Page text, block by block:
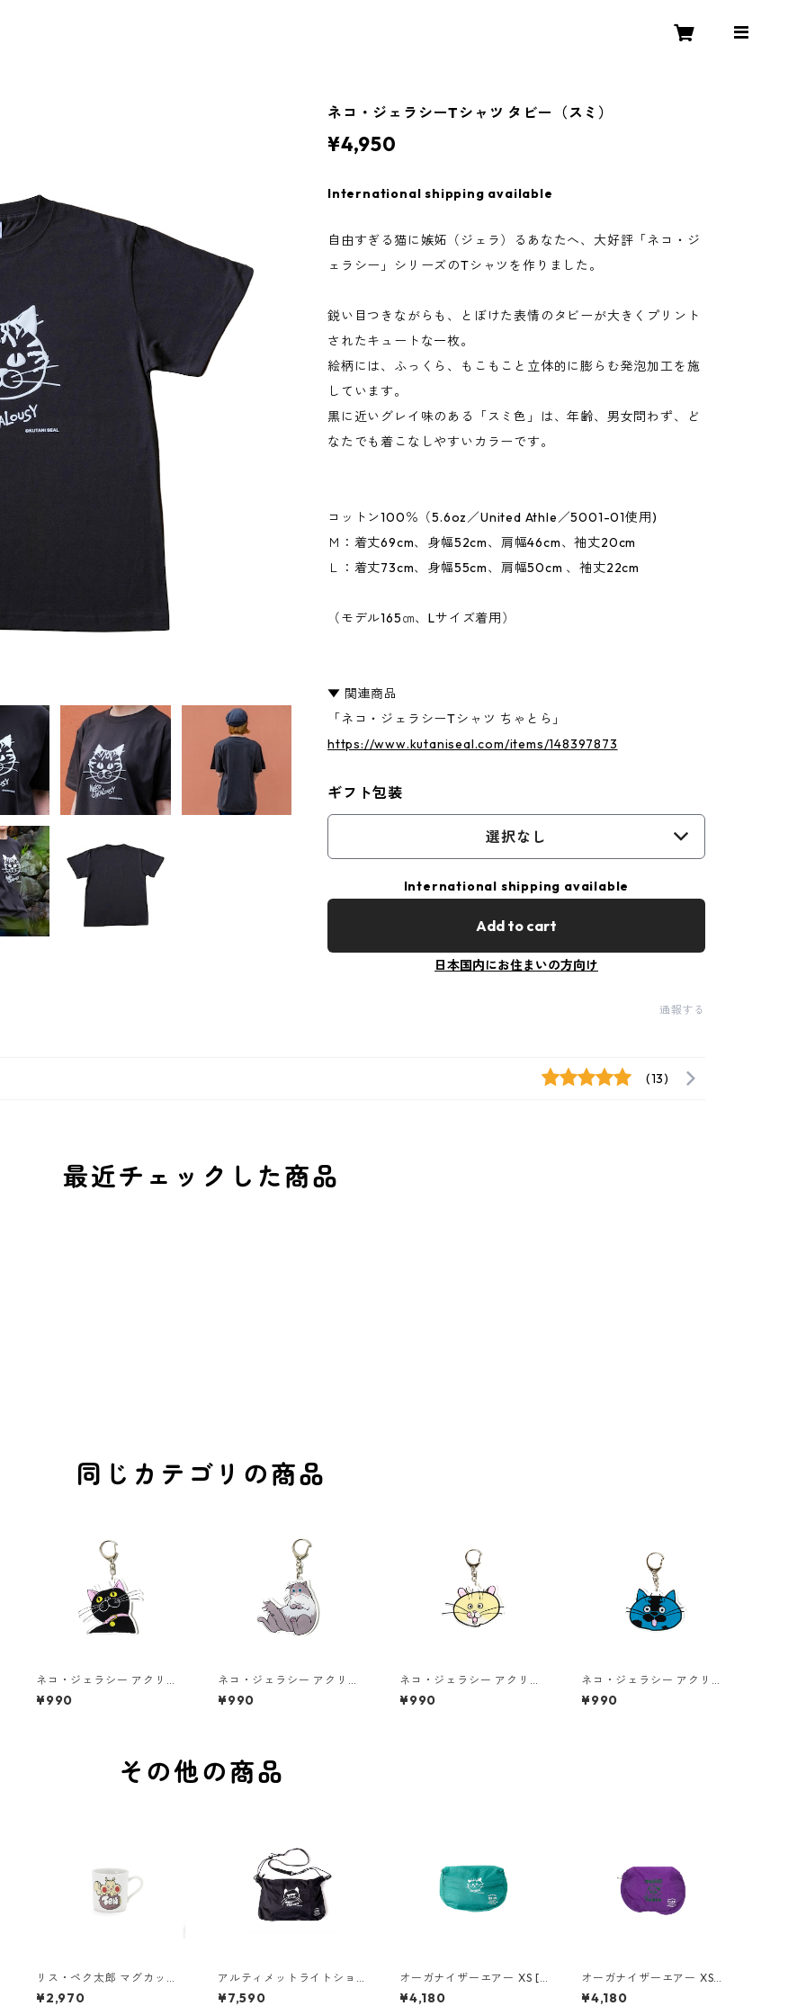
ネコ・ジェラシーTシャツ タビー（スミ）
¥4,950
International shipping available
自由すぎる猫に嫉妬（ジェラ）るあなたへ、大好評「ネコ・ジ
ェラシー」シリーズのTシャツを作りました。
鋭い目つきながらも、とぼけた表情のタビーが大きくプリント
されたキュートな一枚。
絵柄には、ふっくら、もこもこと立体的に膨らむ発泡加工を施
しています。
黒に近いグレイ味のある「スミ色」は、年齢、男女問わず、ど
なたでも着こなしやすいカラーです。
コットン100％（5.6oz／United Athle／5001-01使用)
Ｍ：着丈69cm、身幅52cm、肩幅46cm、袖丈20cm
Ｌ：着丈73cm、身幅55cm、肩幅50cm 、袖丈22cm
（モデル165㎝、Lサイズ着用）
▼ 関連商品
「ネコ・ジェラシーTシャツ ちゃとら」
https://www.kutaniseal.com/items/148397873
ギフト包装
選択なし
International shipping available
Add to cart
日本国内にお住まいの方向け
通報する
(13)
最近チェックした商品
同じカテゴリの商品
ネコ・ジェラシー アクリル
キーホルダー くろねこ
¥990
ネコ・ジェラシー アクリル
キーホルダー シェーテッド
¥990
ネコ・ジェラシー アクリル
キーホルダー クリーム
¥990
ネコ・ジェラシー アクリル
キーホルダー トーティシェ
ル
¥990
その他の商品
リス・ペク太郎 マグカップ
黄色
¥2,970
アルティメットライトショ
ルダーバッグ ミニ [NJ ブラ
ック]
¥7,590
オーガナイザーエアー XS [N
J ブルーグリーン]
¥4,180
オーガナイザーエアー XS
[おめでフライパンダー]
¥4,180